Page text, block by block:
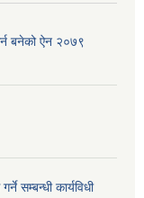
बनेको ऐन २०७९
सम्बन्धी कार्यविधी